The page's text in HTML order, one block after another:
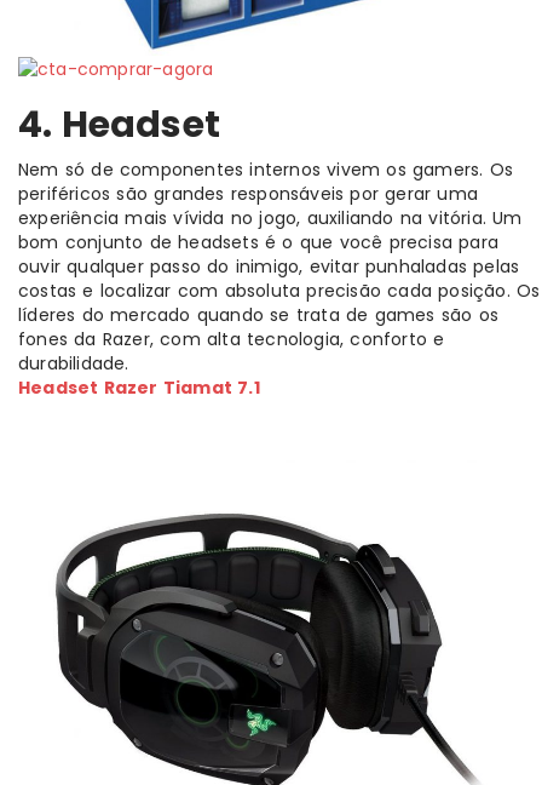
4. Headset
Nem só de componentes internos vivem os gamers. Os
periféricos são grandes responsáveis por gerar uma
experiência mais vívida no jogo, auxiliando na vitória. Um
bom conjunto de headsets é o que você precisa para
ouvir qualquer passo do inimigo, evitar punhaladas pelas
costas e localizar com absoluta precisão cada posição. Os
líderes do mercado quando se trata de games são os
fones da Razer, com alta tecnologia, conforto e
durabilidade.
Headset Razer Tiamat 7.1